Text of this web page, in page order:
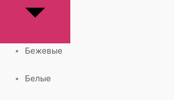
Бежевые
Белые